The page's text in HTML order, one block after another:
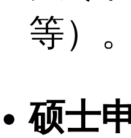
等）。
硕士